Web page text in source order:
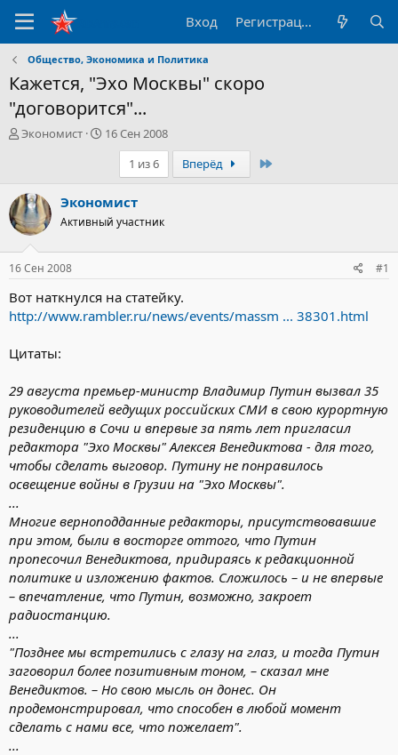
Вход Регистрация
Общество, Экономика и Политика
Кажется, "Эхо Москвы" скоро
"договорится"...
А
р
т
е
м
ы
Экономист
Д
н
а
ч
16 Сен 2008
1 из 6
Вперёд
Экономист
Активный участник
16 Сен 2008 #1
Вот наткнулся на статейку.
http://www.rambler.ru/news/events/massm ... 38301.html
Цитаты:
29 августа премьер-министр Владимир Путин вызвал 35
руководителей ведущих российских СМИ в свою курортную
резиденцию в Сочи и впервые за пять лет пригласил
редактора "Эхо Москвы" Алексея Венедиктова - для того,
чтобы сделать выговор. Путину не понравилось
освещение войны в Грузии на "Эхо Москвы".
...
Многие верноподданные редакторы, присутствовавшие
при этом, были в восторге оттого, что Путин
пропесочил Венедиктова, придираясь к редакционной
политике и изложению фактов. Сложилось – и не впервые
– впечатление, что Путин, возможно, закроет
радиостанцию.
...
"Позднее мы встретились с глазу на глаз, и тогда Путин
заговорил более позитивным тоном, – сказал мне
Венедиктов. – Но свою мысль он донес. Он
продемонстрировал, что способен в любой момент
сделать с нами все, что пожелает".
...